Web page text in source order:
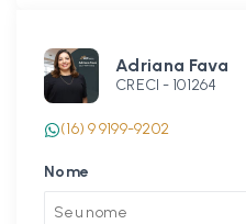
Adriana Fava
CRECI - 101264
(16) 9 9199-9202
Nome